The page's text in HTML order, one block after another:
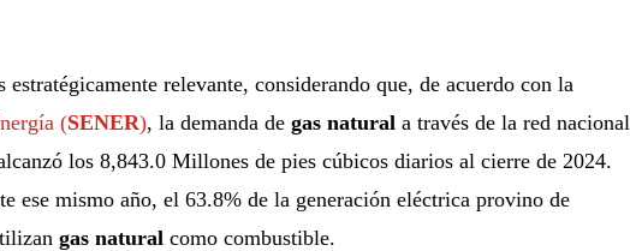
estratégicamente relevante, considerando que, de acuerdo con la
(SENER), la demanda de gas natural a través de la red nacional
los 8,843.0 Millones de pies cúbicos diarios al cierre de 2024.
ese mismo año, el 63.8% de la generación eléctrica provino de
gas natural como combustible.